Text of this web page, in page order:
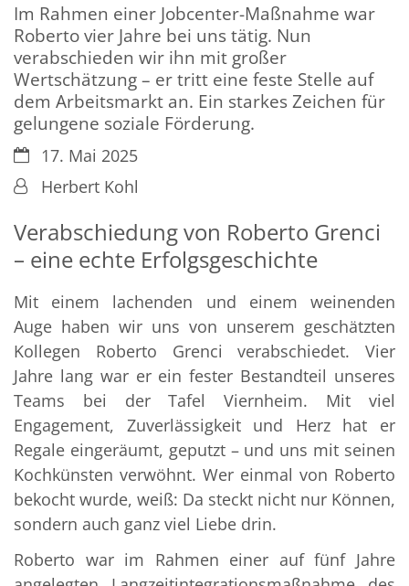
Im Rahmen einer Jobcenter-Maßnahme war
Roberto vier Jahre bei uns tätig. Nun
verabschieden wir ihn mit großer
Wertschätzung – er tritt eine feste Stelle auf
dem Arbeitsmarkt an. Ein starkes Zeichen für
gelungene soziale Förderung.
Datum:17. Mai 2025
Von:Herbert Kohl
Verabschiedung von Roberto Grenci
– eine echte Erfolgsgeschichte
Mit einem lachenden und einem weinenden
Auge haben wir uns von unserem geschätzten
Kollegen Roberto Grenci verabschiedet. Vier
Jahre lang war er ein fester Bestandteil unseres
Teams bei der Tafel Viernheim. Mit viel
Engagement, Zuverlässigkeit und Herz hat er
Regale eingeräumt, geputzt – und uns mit seinen
Kochkünsten verwöhnt. Wer einmal von Roberto
bekocht wurde, weiß: Da steckt nicht nur Können,
sondern auch ganz viel Liebe drin.
Roberto war im Rahmen einer auf fünf Jahre